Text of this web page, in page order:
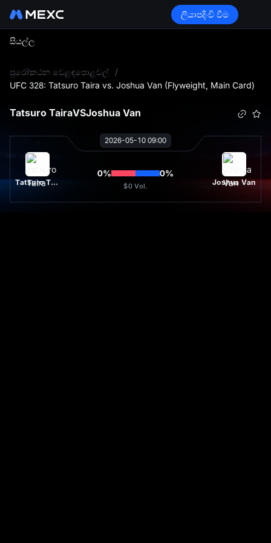
ලියාපදිංචි වීම
සියල්ල
පුරෝකථන වෙළඳපොළවල්
/
UFC 328: Tatsuro Taira vs. Joshua Van (Flyweight, Main Card)
Tatsuro TairaVSJoshua Van
2026-05-10 09:00
Tatsuro Taira
0% 0%
$0 Vol. Joshua Van